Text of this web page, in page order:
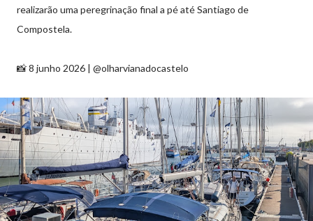
realizarão uma peregrinação final a pé até Santiago de
Compostela.
📸 8 junho 2026 | @olharvianadocastelo